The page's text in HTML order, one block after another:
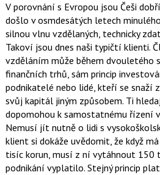
V porovnání s Evropou jsou Češi
došlo v osmdesátých letech
silnou vlnu vzdělaných, technicky
Takoví jsou dnes naši typičtí klienti.
vzděláním může během dvouletého
finančních trhů, sám princip
podnikatelé nebo lidé, kteří se snaží
svůj kapitál jiným způsobem. Ti
dopomohou k samostatnému řízení
Nemusí jít nutně o lidi s
klient si dokáže uvědomit, že když
tisíc korun, musí z ní vytáhnout 150
podnikání vyplatilo. Stejný princip